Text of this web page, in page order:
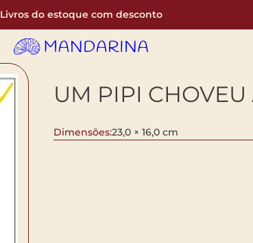
Livros do estoque com desconto
UM PIPI CHOVEU
Dimensões:23,0 × 16,0 cm